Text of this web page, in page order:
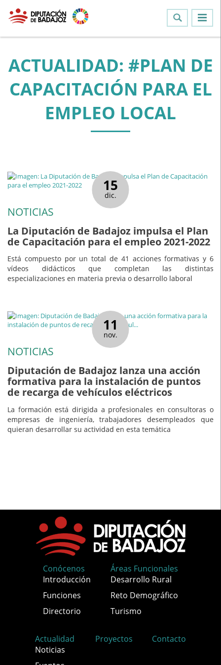
ACTUALIDAD: #PLAN DE
CAPACITACIÓN PARA EL
EMPLEO LOCAL
15
dic.
NOTICIAS
La Diputación de Badajoz impulsa el Plan
de Capacitación para el empleo 2021-2022
Está compuesto por un total de 41 acciones formativas y 6
vídeos didácticos que completan las distintas
especializaciones en materia previa o desarrollo laboral
11
nov.
NOTICIAS
Diputación de Badajoz lanza una acción
formativa para la instalación de puntos
de recarga de vehículos eléctricos
La formación está dirigida a profesionales en consultoras o
empresas de ingeniería, trabajadores desempleados que
quieran desarrollar su actividad en esta temática
Conócenos
Introducción
Funciones
Directorio
Áreas Funcionales
Desarrollo Rural
Reto Demográfico
Turismo
Actualidad
Noticias
Proyectos Contacto